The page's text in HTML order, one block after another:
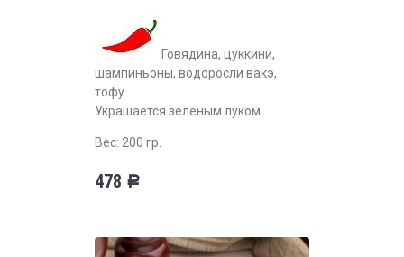
Говядина, цуккини,
шампиньоны, водоросли вакэ,
тофу.
Украшается зеленым луком
Вес: 200 гр.
478 Р